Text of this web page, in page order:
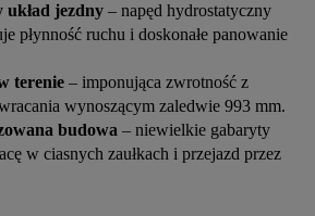
układ jezdny – napęd hydrostatyczny
płynność ruchu i doskonałe panowanie
terenie – imponująca zwrotność z
wynoszącym zaledwie 993 mm.
budowa – niewielkie gabaryty
w ciasnych zaułkach i przejazd przez